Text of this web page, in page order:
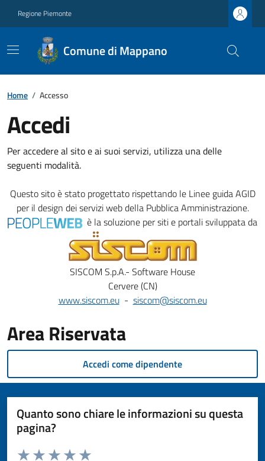
Regione Piemonte
Comune di Mappano
Home / Accesso
Accedi
Per accedere al sito e ai suoi servizi, utilizza una delle
seguenti modalità.
Questo sito è stato progettato rispettando le Linee guida AGID
per il design dei servizi web della Pubblica Amministrazione.
è la soluzione per siti e portali sviluppata da
SISCOM S.p.A.- Software House
Cervere (CN)
www.siscom.eu- siscom@siscom.eu
Area Riservata
Accedi come dipendente
Quanto sono chiare le informazioni su questa
pagina?
Valuta da 1 a 5 stelle la pagina